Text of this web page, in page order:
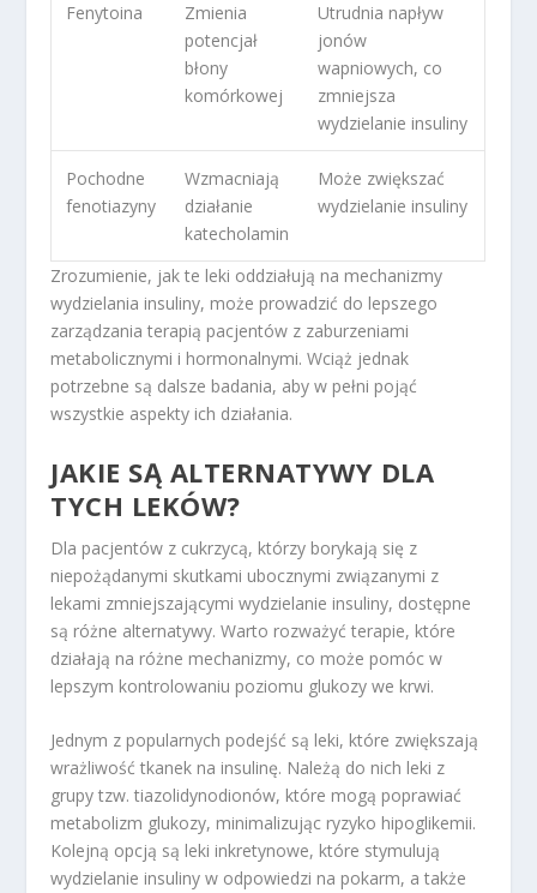
Fenytoina
Zmienia
potencjał
błony
komórkowej
Utrudnia napływ
jonów
wapniowych, co
zmniejsza
wydzielanie insuliny
Pochodne
fenotiazyny
Wzmacniają
działanie
katecholamin
Może zwiększać
wydzielanie insuliny
Zrozumienie, jak te leki oddziałują na mechanizmy
wydzielania insuliny, może prowadzić do lepszego
zarządzania terapią pacjentów z zaburzeniami
metabolicznymi i hormonalnymi. Wciąż jednak
potrzebne są dalsze badania, aby w pełni pojąć
wszystkie aspekty ich działania.
JAKIE SĄ ALTERNATYWY DLA
TYCH LEKÓW?
Dla pacjentów z cukrzycą, którzy borykają się z
niepożądanymi skutkami ubocznymi związanymi z
lekami zmniejszającymi wydzielanie insuliny, dostępne
są różne alternatywy. Warto rozważyć terapie, które
działają na różne mechanizmy, co może pomóc w
lepszym kontrolowaniu poziomu glukozy we krwi.
Jednym z popularnych podejść są leki, które zwiększają
wrażliwość tkanek na insulinę. Należą do nich leki z
grupy tzw. tiazolidynodionów, które mogą poprawiać
metabolizm glukozy, minimalizując ryzyko hipoglikemii.
Kolejną opcją są leki inkretynowe, które stymulują
wydzielanie insuliny w odpowiedzi na pokarm, a także